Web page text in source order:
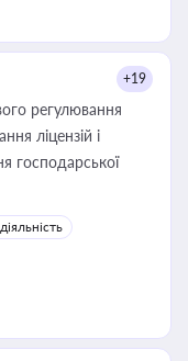
+19
регулювання
ліцензій і
господарської